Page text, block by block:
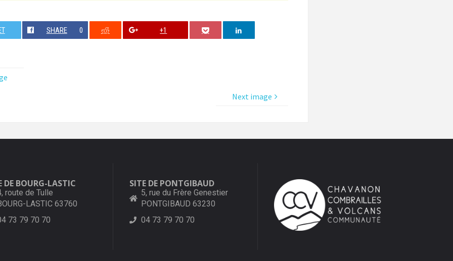
SHARE 0 +1
Next image
DE BOURG-LASTIC
route de Tulle
LASTIC 63760
73 79 70 70
SITE DE PONTGIBAUD
5, rue du Frère Genestier
PONTGIBAUD 63230
04 73 79 70 70